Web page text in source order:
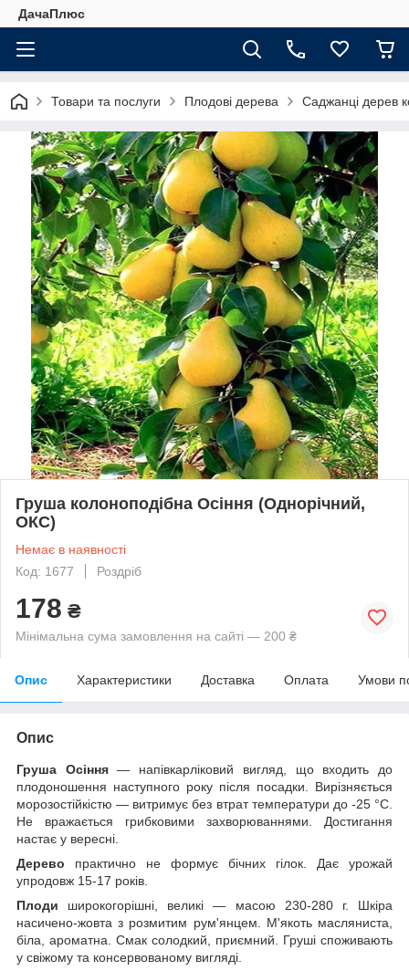
ДачаПлюс
Товари та послуги Плодові дерева Саджанці дерев
Груша колоноподібна Осіння (Однорічний,
ОКС)
Немає в наявності
Код: 1677
Роздріб
178 ₴
Мінімальна сума замовлення на сайті — 200 ₴
Опис Характеристики Доставка Оплата Умови
Опис
Груша Осіння— напівкарліковий вигляд, що входить до
плодоношення наступного року після посадки. Вирізняється
морозостійкістю — витримує без втрат температури до -25 °C.
Не вражається грибковими захворюваннями. Достигання
настає у вересні.
Дерево практично не формує бічних гілок. Дає урожай
упродовж 15-17 років.
Плоди широкогорішні, великі — масою 230-280 г. Шкіра
насичено-жовта з розмитим рум'янцем. М'якоть масляниста,
біла, ароматна. Смак солодкий, приємний. Груші споживають
у свіжому та консервованому вигляді.